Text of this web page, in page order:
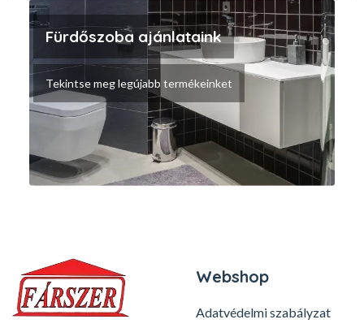
Fürdőszoba ajánlataink
Tekintse meg legújabb termékeinket
Webshop
Adatvédelmi szabályzat